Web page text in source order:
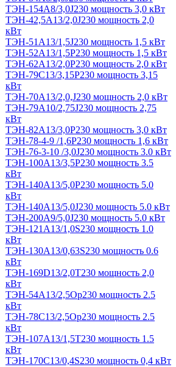
ТЭН-154А8/3,0J230 мощность 3,0 кВт
ТЭН-42,5А13/2,0J230 мощность 2,0
кВт
ТЭН-51А13/1,5J230 мощность 1,5 кВт
ТЭН-52А13/1,5Р230 мощность 1,5 кВт
ТЭН-62А13/2,0Р230 мощность 2,0 кВт
ТЭН-79С13/3,15Р230 мощность 3,15
кВт
ТЭН-70А13/2,0,J230 мощность 2,0 кВт
ТЭН-79А10/2,75J230 мощность 2,75
кВт
ТЭН-82А13/3,0Р230 мощность 3,0 кВт
ТЭН-78-4-9 /1,6P230 мощность 1,6 кВт
ТЭН-76-3-10 /3,0J230 мощность 3.0 кВт
ТЭН-100А13/3,5Р230 мощность 3.5
кВт
ТЭН-140А13/5,0Р230 мощность 5.0
кВт
ТЭН-140А13/5,0J230 мощность 5.0 кВт
ТЭН-200А9/5,0J230 мощность 5.0 кВт
ТЭН-121А13/1,0S230 мощность 1.0
кВт
ТЭН-130А13/0,63S230 мощность 0.6
кВт
ТЭН-169D13/2,0T230 мощность 2,0
кВт
ТЭН-54А13/2,5Ор230 мощность 2.5
кВт
ТЭН-78С13/2,5Ор230 мощность 2.5
кВт
ТЭН-107А13/1,5Т230 мощность 1.5
кВт
ТЭН-170C13/0,4S230 мощность 0,4 кВт